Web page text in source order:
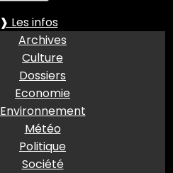
❱ Les infos
Archives
Culture
Dossiers
Economie
Environnement
Météo
Politique
Société